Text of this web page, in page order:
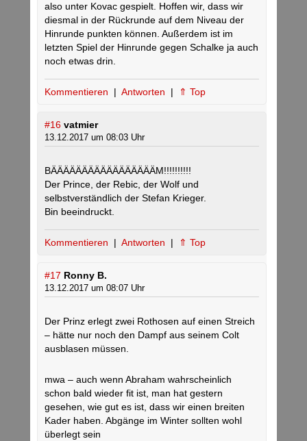
also unter Kovac gespielt. Hoffen wir, dass wir
diesmal in der Rückrunde auf dem Niveau der
Hinrunde punkten können. Außerdem ist im
letzten Spiel der Hinrunde gegen Schalke ja auch
noch etwas drin.
Kommentieren | Antworten | ⇑ Top
#16 vatmier
13.12.2017 um 08:03 Uhr
BÄÄÄÄÄÄÄÄÄÄÄÄÄÄÄÄÄM!!!!!!!!!!
Der Prince, der Rebic, der Wolf und
selbstverständlich der Stefan Krieger.
Bin beeindruckt.
Kommentieren | Antworten | ⇑ Top
#17 Ronny B.
13.12.2017 um 08:07 Uhr
Der Prinz erlegt zwei Rothosen auf einen Streich
– hätte nur noch den Dampf aus seinem Colt
ausblasen müssen.
mwa – auch wenn Abraham wahrscheinlich
schon bald wieder fit ist, man hat gestern
gesehen, wie gut es ist, dass wir einen breiten
Kader haben. Abgänge im Winter sollten wohl
überlegt sein